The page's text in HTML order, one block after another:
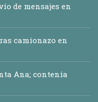
de mensajes en
camionazo en
Ana; contenía